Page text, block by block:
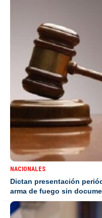
NACIONALES
Dictan presentación
arma de fuego sin